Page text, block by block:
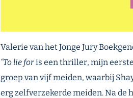
Valerie van het Jonge Jury
“To lie foris een thriller, mijn
groep van vijf meiden, waarbij
erg zelfverzekerde meiden. Na de